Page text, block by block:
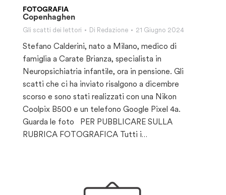
FOTOGRAFIA
Copenhaghen
Gli scatti dei lettori Di Redazione 21 Giugno 2024
Stefano Calderini, nato a Milano, medico di
famiglia a Carate Brianza, specialista in
Neuropsichiatria infantile, ora in pensione. Gli
scatti che ci ha inviato risalgono a dicembre
scorso e sono stati realizzati con una Nikon
Coolpix B500 e un telefono Google Pixel 4a.
Guarda le foto PER PUBBLICARE SULLA
RUBRICA FOTOGRAFICA Tutti i…